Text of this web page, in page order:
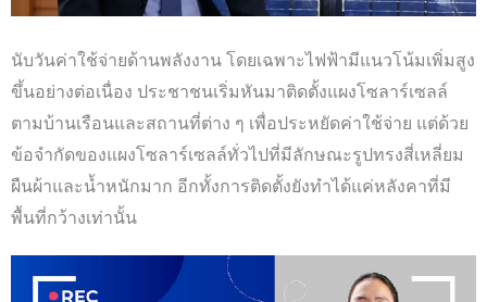
นับวันค่าใช้จ่ายด้านพลังงาน โดยเฉพาะไฟฟ้ามีแนวโน้มเพิ่มสูง
ขึ้นอย่างต่อเนื่อง ประชาชนเริ่มหันมาติดตั้งแผงโซลาร์เซลล์
ตามบ้านเรือนและสถานที่ต่าง ๆ เพื่อประหยัดค่าใช้จ่าย แต่ด้วย
ข้อจำกัดของแผงโซลาร์เซลล์ทั่วไปที่มีลักษณะรูปทรงสี่เหลี่ยม
ผืนผ้าและน้ำหนักมาก อีกทั้งการติดตั้งยังทำได้แค่หลังคาที่มี
พื้นที่กว้างเท่านั้น